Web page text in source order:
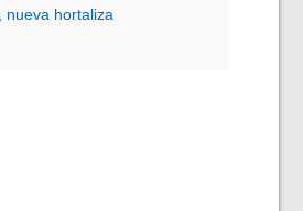
nueva hortaliza